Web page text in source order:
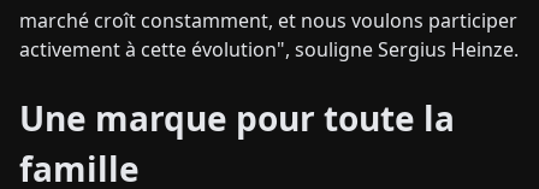
marché croît constamment, et nous voulons participer
activement à cette évolution", souligne Sergius Heinze.
Une marque pour toute la
famille